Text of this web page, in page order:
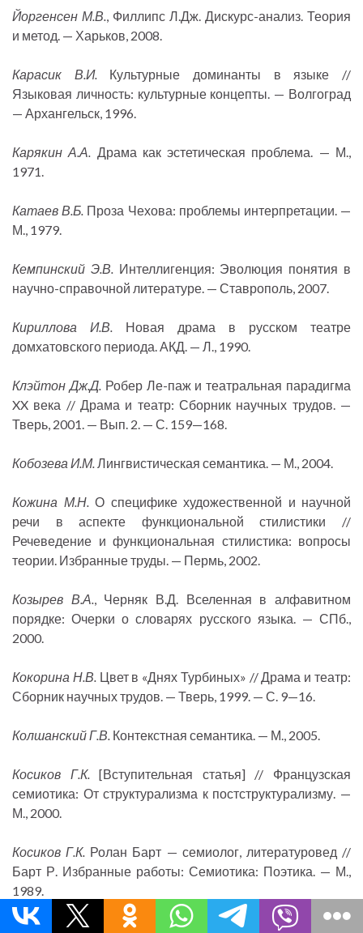
Йоргенсен М.В.
, Филлипс Л.Дж. Дискурс-анализ. Теория
и метод. — Харьков, 2008.
Карасик В.И. Культурные доминанты в языке //
Языковая личность: культурные концепты. — Волгоград
— Архангельск, 1996.
Карякин А.А.
Драма как эстетическая проблема. — М.,
1971.
Катаев В.Б. Проза Чехова: проблемы интерпретации. —
М., 1979.
Кемпинский Э.В.
Интеллигенция: Эволюция понятия в
научно-справочной литературе. — Ставрополь, 2007.
Кириллова И.В.
Новая драма в русском театре
домхатовского периода. АКД. — Л., 1990.
Клэйтон Дж.Д. Робер Ле-паж и театральная парадигма
XX века // Драма и театр: Сборник научных трудов. —
Тверь, 2001. — Вып. 2. — С. 159—168.
Кобозева И.М. Лингвистическая семантика. — М., 2004.
Кожина М.Н. О специфике художественной и научной
речи в аспекте функциональной стилистики //
Речеведение и функциональная стилистика: вопросы
теории. Избранные труды. — Пермь, 2002.
Козырев В.А.
, Черняк В.Д. Вселенная в алфавитном
порядке: Очерки о словарях русского языка. — СПб.,
2000.
Кокорина Н.В. Цвет в «Днях Турбиных» // Драма и театр:
Сборник научных трудов. — Тверь, 1999. — С. 9—16.
Колшанский Г.В. Контекстная семантика. — М., 2005.
Косиков Г.К. [Вступительная статья] // Французская
семиотика: От структурализма к постструктурализму. —
М., 2000.
Косиков Г.К. Ролан Барт — семиолог, литературовед //
Барт Р. Избранные работы: Семиотика: Поэтика. — М.,
1989.
Кочетков А.Н. Концепция драматической формы и